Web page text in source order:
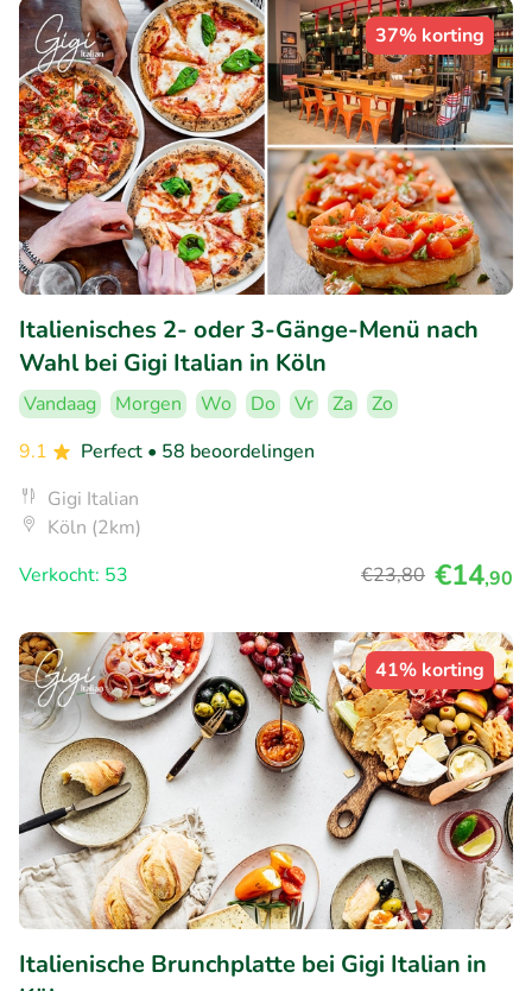
37% korting
Italienisches 2- oder 3-Gänge-Menü nach
Wahl bei Gigi Italian in Köln
Vandaag Morgen Wo Do Vr Za
Zo
9.1
Perfect • 58 beoordelingen
Gigi Italian
Köln (2km)
Verkocht: 53
€23,80 €14,90
41% korting
Italienische Brunchplatte bei Gigi Italian in